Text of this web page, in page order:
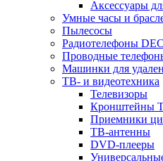
Аксессуары
Умные часы и
Пылесосы
Радиотелефоны
Проводные
Машинки для
ТВ- и видеотехника
Телевизоры
Кронштейны
Приемники
ТВ-антенны
DVD-плееры